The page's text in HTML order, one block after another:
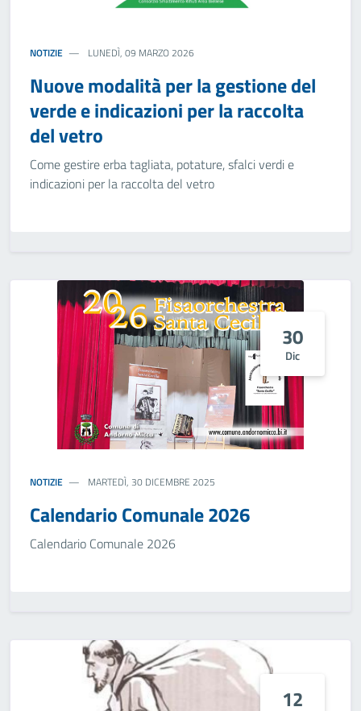
NOTIZIE LUNEDÌ, 09 MARZO 2026
Nuove modalità per la gestione del
verde e indicazioni per la raccolta
del vetro
Come gestire erba tagliata, potature, sfalci verdi e
indicazioni per la raccolta del vetro
30
Dic
NOTIZIE MARTEDÌ, 30 DICEMBRE 2025
Calendario Comunale 2026
Calendario Comunale 2026
12